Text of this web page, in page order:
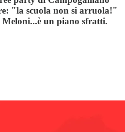
"la scuola non si arruola!"
un piano sfratti.